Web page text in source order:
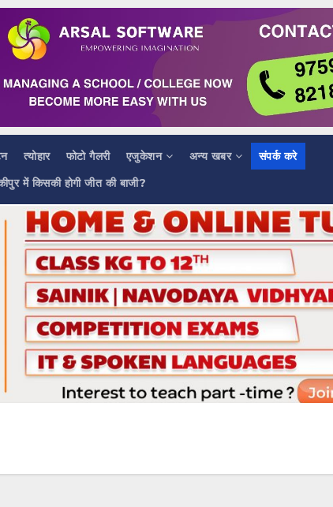
त्योहार फोटो गैलरी एजुकेशन अन्य खबर
संपर्क करे
में किसकी होगी जीत की बाजी?